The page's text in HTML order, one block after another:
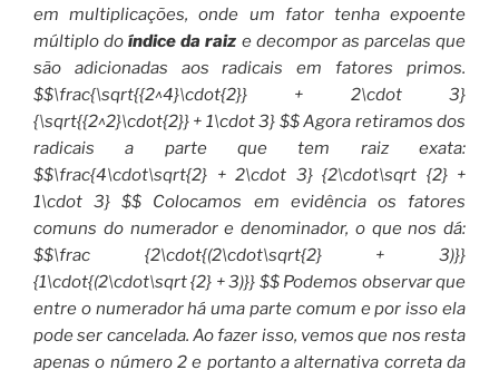
em multiplicações, onde um fator tenha expoente
múltiplo doíndice da raiz e decompor as parcelas que
são adicionadas aos radicais em fatores primos.
$$\frac{\sqrt{{2^4}\cdot{2}} + 2\cdot 3}
{\sqrt{{2^2}\cdot{2}} + 1\cdot 3} $$ Agora retiramos dos
radicais a parte que tem raiz exata:
$$\frac{4\cdot\sqrt{2} + 2\cdot 3} {2\cdot\sqrt {2} +
1\cdot 3} $$ Colocamos em evidência os fatores
comuns do numerador e denominador, o que nos dá:
$$\frac {2\cdot{(2\cdot\sqrt{2} + 3)}}
{1\cdot{(2\cdot\sqrt {2} + 3)}} $$ Podemos observar que
entre o numerador há uma parte comum e por isso ela
pode ser cancelada. Ao fazer isso, vemos que nos resta
apenas o número 2 e portanto a alternativa correta da